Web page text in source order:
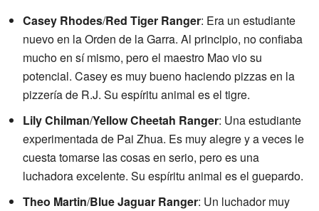
Casey Rhodes/Red Tiger Ranger: Era un estudiante
nuevo en la Orden de la Garra. Al principio, no confiaba
mucho en sí mismo, pero el maestro Mao vio su
potencial. Casey es muy bueno haciendo pizzas en la
pizzería de R.J. Su espíritu animal es el tigre.
Lily Chilman/Yellow Cheetah Ranger: Una estudiante
experimentada de Pai Zhua. Es muy alegre y a veces le
cuesta tomarse las cosas en serio, pero es una
luchadora excelente. Su espíritu animal es el guepardo.
Theo Martin/Blue Jaguar Ranger: Un luchador muy